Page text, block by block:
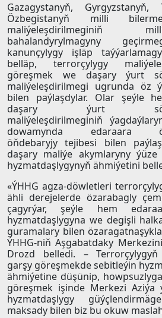
Gazagystanyň,
Özbegistanyň milli
maliýeleşdirilmeginiň
bahalandyrylmagyny
kanunçylygy işläp
belläp, terrorçylygy
göreşmek we daşary ýurt
maliýeleşdirilmegi ugrunda öz
bilen paýlaşdylar. Olar şeýle
daşary ýurt
maliýeleşdirilmeginiň
dowamynda edaraara
öňdebaryjy tejibesi bilen
daşary maliýe akymlaryny
hyzmatdaşlygynyň ähmiýetini
«ÝHHG agza-döwletleri
ähli derejelerde özarabagly
çagyrýar, şeýle hem
hyzmatdaşlygyna we degişli
guramalary bilen
ÝHHG-niň Aşgabatdaky
Drozd belledi. – Terrorçylygyň
garşy göreşmekde sebitleýin
ähmiýetine düşünip,
göreşmek işinde Merkezi Aziýa
hyzmatdaşlygy
maksady bilen biz bu okuw